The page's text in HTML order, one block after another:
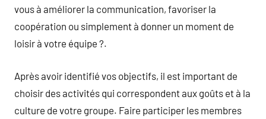
vous à améliorer la communication, favoriser la
coopération ou simplement à donner un moment de
loisir à votre équipe ?.
Après avoir identifié vos objectifs, il est important de
choisir des activités qui correspondent aux goûts et à la
culture de votre groupe. Faire participer les membres